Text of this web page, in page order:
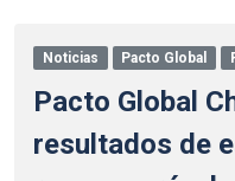
Noticias Pacto Global
Pacto Global
resultados de